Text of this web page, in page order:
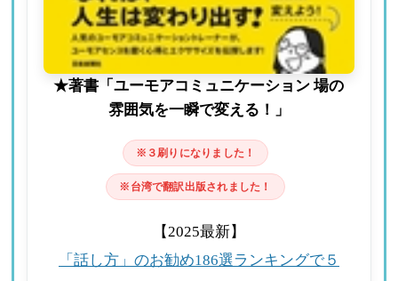
★著書「ユーモアコミュニケーション 場の
雰囲気を一瞬で変える！」
※３刷りになりました！
※台湾で翻訳出版されました！
【2025最新】
「話し方」のお勧め186選ランキングで５